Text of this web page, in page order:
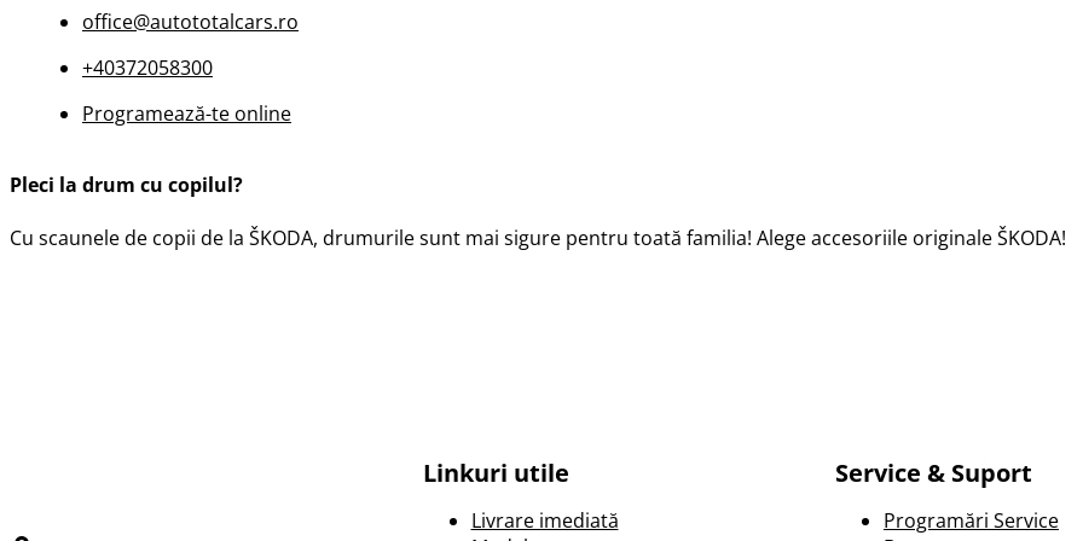
office@autototalcars.ro
+40372058300
Programează-te online
Pleci la drum cu copilul?
Cu scaunele de copii de la ŠKODA, drumurile sunt mai sigure pentru toată familia! Alege accesoriile originale ŠKODA!
Linkuri utile
Livrare imediată
Service & Suport
Programări Service